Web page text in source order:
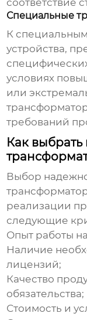
соответствие
Специальные
К
устройства,
условиях
или
требований
Как
Выбор
реализации
следующие
Опыт работы
Наличие
лицензий;
Качество
обязательства;
Стоимость и